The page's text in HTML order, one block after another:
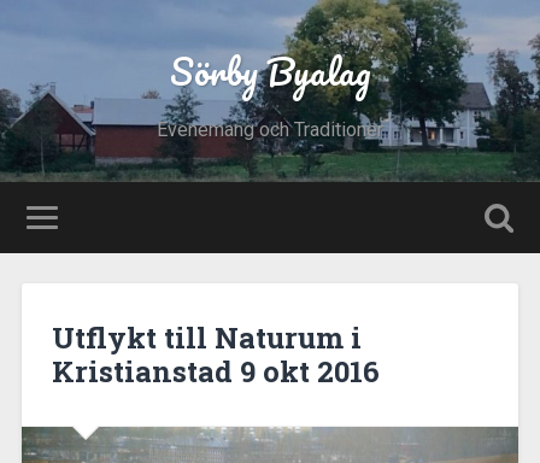
Sörby Byalag
Evenemang och Traditioner
Utflykt till Naturum i
Kristianstad 9 okt 2016